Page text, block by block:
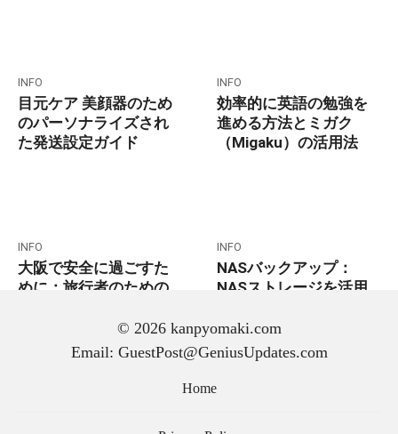
INFO
目元ケア 美顔器のため
のパーソナライズされ
た発送設定ガイド
INFO
効率的に英語の勉強を
進める方法とミガク
（Migaku）の活用法
INFO
大阪で安全に過ごすた
めに：旅行者のための
INFO
NASバックアップ：
NASストレージを活用
© 2026 kanpyomaki.com
Email: GuestPost@GeniusUpdates.com
Home